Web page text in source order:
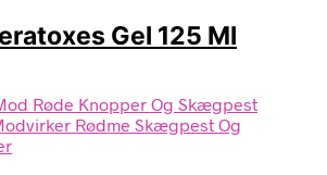
Gel 125 Ml